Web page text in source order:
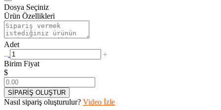
Dosya Seçiniz
Ürün Özellikleri
Adet
Birim Fiyat
$
SİPARİŞ OLUŞTUR
Nasıl sipariş oluşturulur? Video İzle